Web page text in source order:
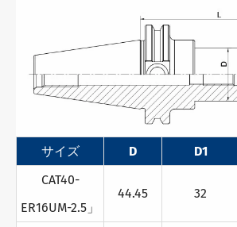
サイズ D D1
CAT40-
ER16UM-2.5」
44.45 32